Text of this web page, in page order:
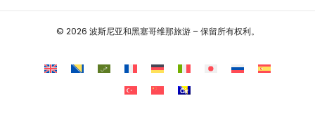
© 2026 波斯尼亚和黑塞哥维那旅游 – 保留所有权利。